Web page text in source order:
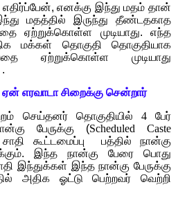
,எனக்கு இந்து மதம் தான்
மதத்தில் இருந்து தீண்டதகாத
ஏற்றுக்கொள்ள முடியாது. எந்த
மக்கள் தொகுதி தொகுதியாக
ஏற்றுக்கொள்ள முடியாது
.
ஏன் எரவாடா சிறைக்கு சென்றார்
செய்தனர் தொகுதியில் 4பேர்
பேருக்கு (Scheduled Caste
கூட்டமைப்பு
பத்தில் நான்கு
இந்த நான்கு பேரை பொது
இந்துக்கள் இந்த நான்கு பேருக்கு
அதிக ஓட்டு பெற்றவர் வெற்றி